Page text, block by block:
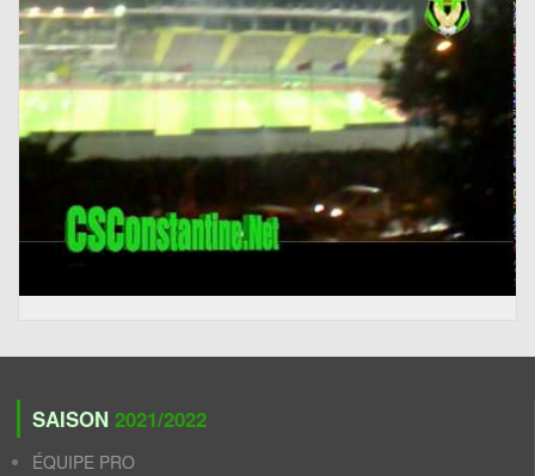
SAISON 2021/2022
ÉQUIPE PRO